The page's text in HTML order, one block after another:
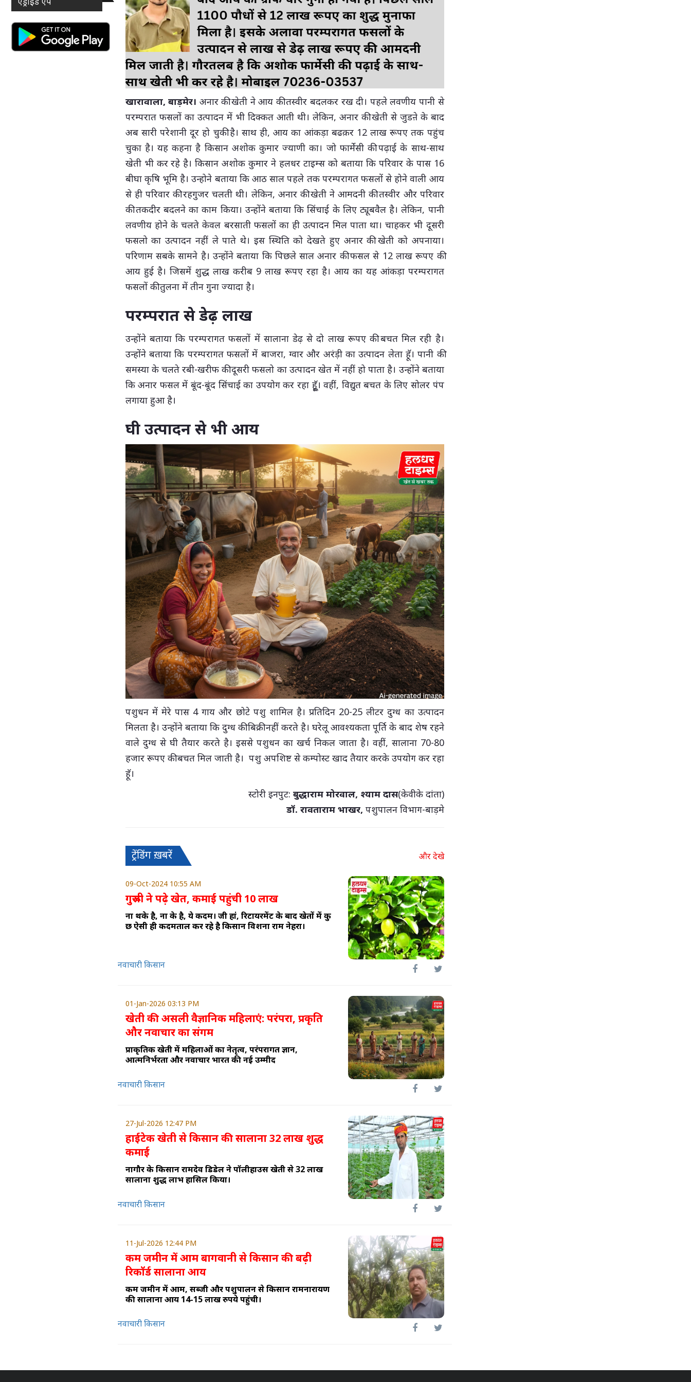
खारावाला, बाड़मेर। अनार की खेती ने आय की तस्वीर बदलकर रख दी। पहले लवणीय पानी से
परम्परात फसलों का उत्पादन में भी दिक्कत आती थी। लेकिन, अनार की खेती से जुडऩे के बाद
अब सारी परेशानी दूर हो चुकी है। साथ ही, आय का आंकड़ा बढक़र 12 लाख रूपए तक पहुंच
चुका है। यह कहना है किसान अशोक कुमार ज्याणी का। जो फार्मेसी की पढ़ाई के साथ-साथ
खेती भी कर रहे है। किसान अशोक कुमार ने हलधर टाइम्स को बताया कि परिवार के पास 16
बीघा कृषि भूमि है। उन्होने बताया कि आठ साल पहले तक परम्परागत फसलों से होने वाली आय
से ही परिवार की रहगुजर चलती थी। लेकिन, अनार की खेती ने आमदनी की तस्वीर और परिवार
की तकदीर बदलने का काम किया। उन्होंने बताया कि सिंचाई के लिए ट्यूबवैल है। लेकिन, पानी
लवणीय होने के चलते केवल बरसाती फसलों का ही उत्पादन मिल पाता था। चाहकर भी दूसरी
फसलो का उत्पादन नहीं ले पाते थे। इस स्थिति को देखते हुए अनार की खेती को अपनाया।
परिणाम सबके सामने है। उन्होंने बताया कि पिछले साल अनार की फसल से 12 लाख रूपए की
आय हुई है। जिसमें शुद्ध लाख करीब 9 लाख रूपए रहा है। आय का यह आंकड़ा परम्परागत
फसलों की तुलना में तीन गुना ज्यादा है।
परम्परात से डेढ़ लाख
उन्होंने बताया कि परम्परागत फसलों में सालाना डेढ़ से दो लाख रूपए की बचत मिल रही है।
उन्होंने बताया कि परम्परागत फसलों में बाजरा, ग्वार और अरंड़ी का उत्पादन लेता हॅू। पानी की
समस्या के चलते रबी-खरीफ की दूसरी फसलो का उत्पादन खेत में नहीं हो पाता है। उन्होंने बताया
कि अनार फसल में बूंद-बूंद सिंचाई का उपयोग कर रहा हूूॅ। वहीं, विद्युत बचत के लिए सोलर पंप
लगाया हुआ है।
घी उत्पादन से भी आय
पशुधन में मेरे पास 4 गाय और छोटे पशु शामिल है। प्रतिदिन 20-25 लीटर दुग्ध का उत्पादन
मिलता है। उन्होंने बताया कि दुग्ध की बिक्री नहीं करते है। घरेलू आवश्यकता पूर्ति के बाद शेष रहने
वाले दुग्ध से घी तैयार करते है। इससे पशुधन का खर्च निकल जाता है। वहीं, सालाना 70-80
हजार रूपए की बचत मिल जाती है। पशु अपशिष्ट से कम्पोस्ट खाद तैयार करके उपयोग कर रहा
हॅू।
स्टोरी इनपुट: बुद्धाराम मोरवाल, श्याम दास(केवीके दांता)
डॉ. रावताराम भाखर, पशुपालन विभाग-बाड़मे
ट्रेंडिंग ख़बरें और देखे
09-Oct-2024 10:55 AM
गुरूजी ने पढ़े खेत, कमाई पहुंची 10 लाख
ना थके है, ना रूके है, ये कदम। जी हां, रिटायरमेंट के बाद खेतों में कु
छ ऐसी ही कदमताल कर रहे है किसान विशना राम नेहरा।
नवाचारी किसान
01-Jan-2026 03:13 PM
खेती की असली वैज्ञानिक महिलाएं: परंपरा, प्रकृति
और नवाचार का संगम
प्राकृतिक खेती में महिलाओं का नेतृत्व, परंपरागत ज्ञान,
आत्मनिर्भरता और नवाचार भारत की नई उम्मीद
नवाचारी किसान
27-Jul-2026 12:47 PM
हाईटेक खेती से किसान की सालाना 32 लाख शुद्ध
कमाई
नागौर के किसान रामदेव डिडेल ने पॉलीहाउस खेती से 32 लाख
सालाना शुद्ध लाभ हासिल किया।
नवाचारी किसान
11-Jul-2026 12:44 PM
कम जमीन में आम बागवानी से किसान की बढ़ी
रिकॉर्ड सालाना आय
कम जमीन में आम, सब्जी और पशुपालन से किसान रामनारायण
की सालाना आय 14-15 लाख रुपये पहुंची।
नवाचारी किसान